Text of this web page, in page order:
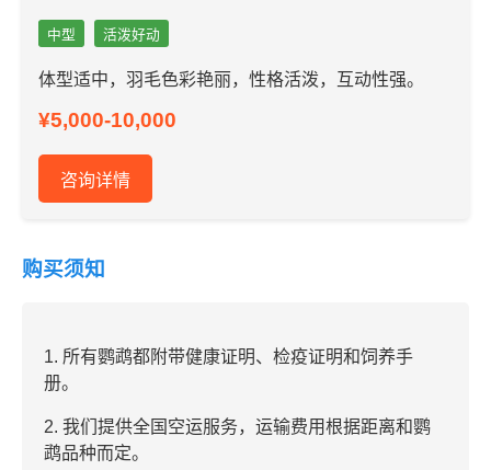
中型 活泼好动
体型适中，羽毛色彩艳丽，性格活泼，互动性强。
¥5,000-10,000
咨询详情
购买须知
1. 所有鹦鹉都附带健康证明、检疫证明和饲养手
册。
2. 我们提供全国空运服务，运输费用根据距离和鹦
鹉品种而定。